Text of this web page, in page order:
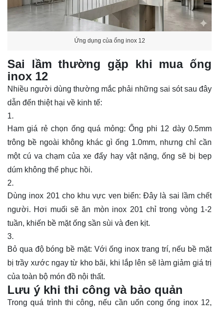
Ứng dụng của ống inox 12
Sai lầm thường gặp khi mua ống
inox 12
Nhiều người dùng thường mắc phải những sai sót sau đây
dẫn đến thiệt hại về kinh tế:
Ham giá rẻ chọn ống quá mỏng: Ống phi 12 dày 0.5mm
trông bề ngoài không khác gì ống 1.0mm, nhưng chỉ cần
một cú va chạm của xe đẩy hay vật nặng, ống sẽ bị bẹp
dúm không thể phục hồi.
Dùng inox 201 cho khu vực ven biển: Đây là sai lầm chết
người. Hơi muối sẽ ăn mòn inox 201 chỉ trong vòng 1-2
tuần, khiến bề mặt ống sần sùi và đen kịt.
Bỏ qua độ bóng bề mặt: Với ống inox trang trí, nếu bề mặt
bị trầy xước ngay từ kho bãi, khi lắp lên sẽ làm giảm giá trị
của toàn bộ món đồ nội thất.
Lưu ý khi thi công và bảo quản
Trong quá trình thi công, nếu cần uốn cong ống inox 12,